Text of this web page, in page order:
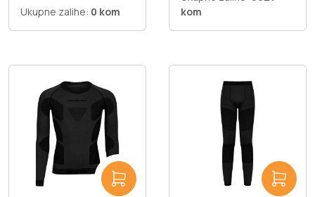
Ukupne zalihe: 0 kom
kom